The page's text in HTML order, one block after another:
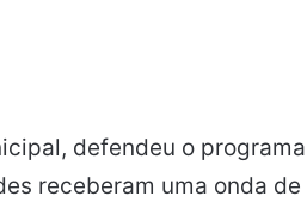
defendeu o
receberam uma onda